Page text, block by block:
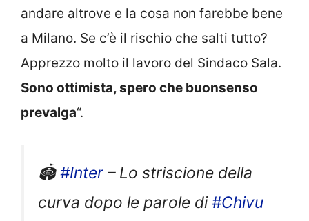
andare altrove e la cosa non farebbe bene
a Milano. Se c’è il rischio che salti tutto?
Apprezzo molto il lavoro del Sindaco Sala.
Sono ottimista, spero che buonsenso
prevalga“.
🏟️#Inter – Lo striscione della
curva dopo le parole di#Chivu